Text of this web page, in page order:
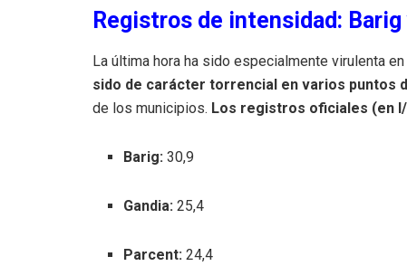
Registros de intensidad: Barig
La última hora ha sido especialmente virulenta
sido de carácter torrencial en varios puntos
de los municipios. Los registros oficiales (en
Barig: 30,9
Gandia: 25,4
Parcent: 24,4